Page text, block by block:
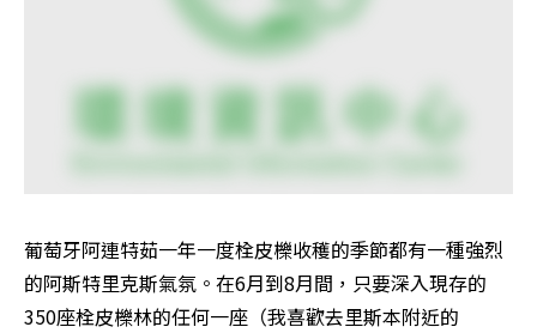
葡萄牙阿連特茹一年一度栓皮櫟收穫的季節都有一種強烈
的阿斯特里克斯氣氛。在6月到8月間，只要深入現存的
350座栓皮櫟林的任何一座（我喜歡去里斯本附近的